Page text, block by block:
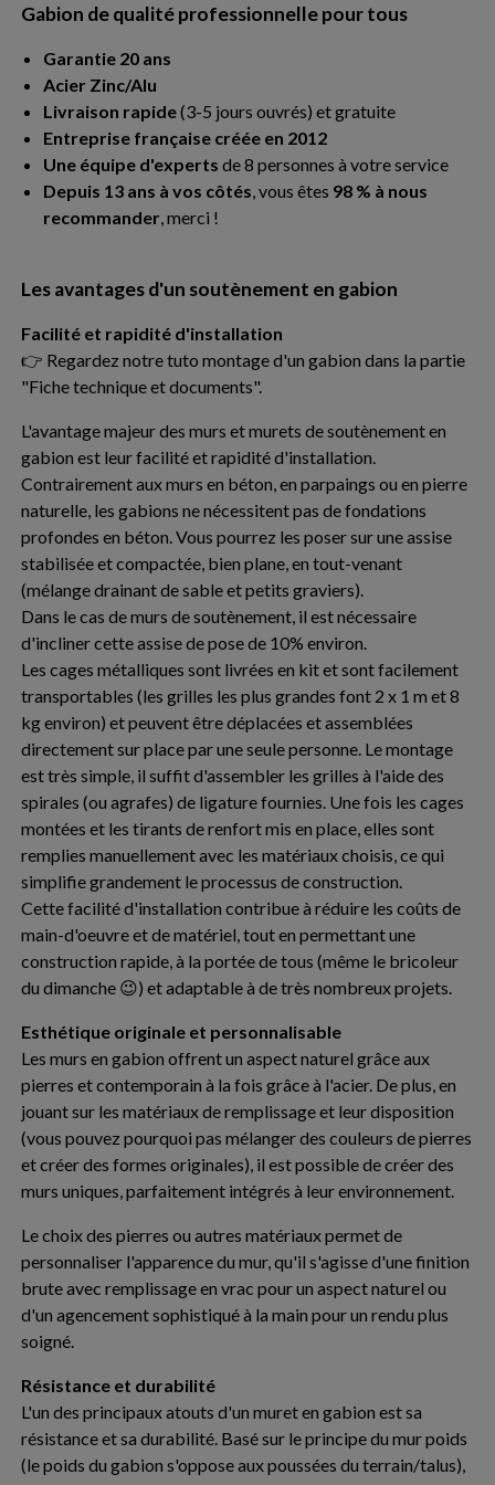
Gabion de qualité professionnelle pour tous
Garantie 20 ans
Acier Zinc/Alu
Livraison rapide(3-5 jours ouvrés) et gratuite
Entreprise française créée en 2012
Une équipe d'experts de 8 personnes à votre service
Depuis 13 ans à vos côtés, vous êtes 98 % à nous
recommander, merci !
Les avantages d'un soutènement en gabion
Facilité et rapidité d'installation
👉 Regardez notre tuto montage d'un gabion dans la partie
"Fiche technique et documents".
L'avantage majeur des murs et murets de soutènement en
gabion est leur facilité et rapidité d'installation.
Contrairement aux murs en béton, en parpaings ou en pierre
naturelle, les gabions ne nécessitent pas de fondations
profondes en béton. Vous pourrez les poser sur une assise
stabilisée et compactée, bien plane, en tout-venant
(mélange drainant de sable et petits graviers).
Dans le cas de murs de soutènement, il est nécessaire
d'incliner cette assise de pose de 10% environ.
Les cages métalliques sont livrées en kit et sont facilement
transportables (les grilles les plus grandes font 2 x 1 m et 8
kg environ) et peuvent être déplacées et assemblées
directement sur place par une seule personne. Le montage
est très simple, il suffit d'assembler les grilles à l'aide des
spirales (ou agrafes) de ligature fournies. Une fois les cages
montées et les tirants de renfort mis en place, elles sont
remplies manuellement avec les matériaux choisis, ce qui
simplifie grandement le processus de construction.
Cette facilité d'installation contribue à réduire les coûts de
main-d'oeuvre et de matériel, tout en permettant une
construction rapide, à la portée de tous (même le bricoleur
du dimanche 😉) et adaptable à de très nombreux projets.
Esthétique originale et personnalisable
Les murs en gabion offrent un aspect naturel grâce aux
pierres et contemporain à la fois grâce à l'acier. De plus, en
jouant sur les matériaux de remplissage et leur disposition
(vous pouvez pourquoi pas mélanger des couleurs de pierres
et créer des formes originales), il est possible de créer des
murs uniques, parfaitement intégrés à leur environnement.
Le choix des pierres ou autres matériaux permet de
personnaliser l'apparence du mur, qu'il s'agisse d'une finition
brute avec remplissage en vrac pour un aspect naturel ou
d'un agencement sophistiqué à la main pour un rendu plus
soigné.
Résistance et durabilité
L'un des principaux atouts d'un muret en gabion est sa
résistance et sa durabilité. Basé sur le principe du mur poids
(le poids du gabion s'oppose aux poussées du terrain/talus),